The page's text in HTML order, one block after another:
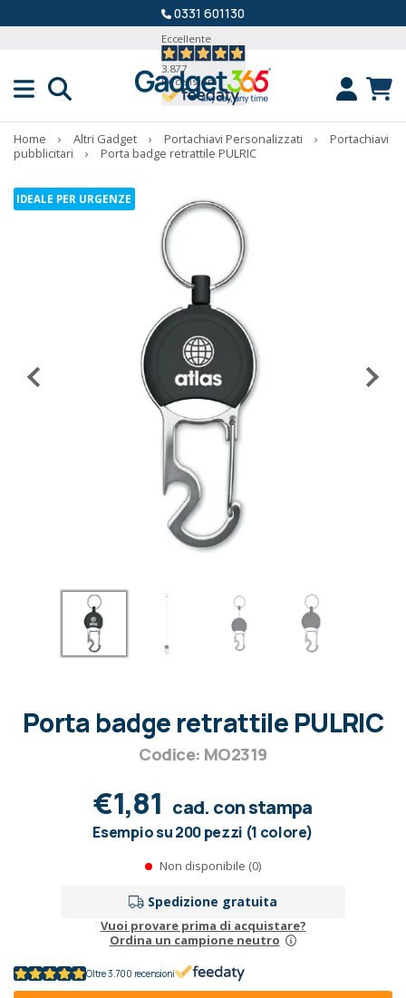
0331 601130
Eccellente
3.877
Recensioni
Home › Altri Gadget › Portachiavi Personalizzati ›
Portachiavi
pubblicitari
› Porta badge retrattile PULRIC
IDEALE PER URGENZE
Porta badge retrattile PULRIC
Codice: MO2319
€1,81 cad. con stampa
Esempio su 200 pezzi (1 colore)
Non disponibile (0)
Spedizione gratuita
Vuoi provare prima di acquistare?
Ordina un campione neutro
Oltre 3.700 recensioni